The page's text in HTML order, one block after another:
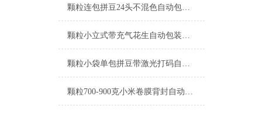
颗粒连包拼豆24头不混色自动包装机定制
颗粒小立式带充气花生自动包装机支持定制
颗粒小袋单包拼豆带激光打码自动包装机工厂生产
颗粒700-900克小米卷膜背封自动包装机厂家